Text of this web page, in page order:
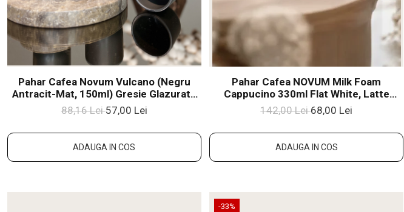
Pahar Cafea Novum Vulcano (Negru
Antracit-Mat, 150ml) Gresie Glazuratã
Manual
88,16 Lei57,00 Lei
ADAUGA IN COS
Pahar Cafea NOVUM Milk Foam
Cappucino 330ml Flat White, Latte
(culoare Alb Mat Foam)
142,00 Lei68,00 Lei
ADAUGA IN COS
-33%